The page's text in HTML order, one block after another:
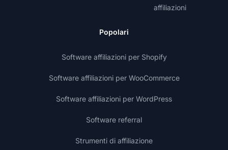
affiliazioni
Popolari
Software affiliazioni per Shopify
Software affiliazioni per WooCommerce
Software affiliazioni per WordPress
Software referral
Strumenti di affiliazione